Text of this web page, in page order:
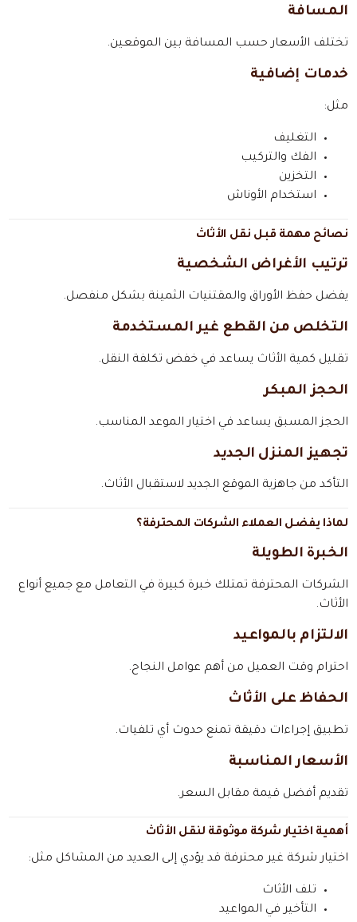
المسافة
تختلف الأسعار حسب المسافة بين الموقعين.
خدمات إضافية
مثل:
التغليف
الفك والتركيب
التخزين
استخدام الأوناش
نصائح مهمة قبل نقل الأثاث
ترتيب الأغراض الشخصية
يفضل حفظ الأوراق والمقتنيات الثمينة بشكل منفصل.
التخلص من القطع غير المستخدمة
تقليل كمية الأثاث يساعد في خفض تكلفة النقل.
الحجز المبكر
الحجز المسبق يساعد في اختيار الموعد المناسب.
تجهيز المنزل الجديد
التأكد من جاهزية الموقع الجديد لاستقبال الأثاث.
لماذا يفضل العملاء الشركات المحترفة؟
الخبرة الطويلة
الشركات المحترفة تمتلك خبرة كبيرة في التعامل مع جميع أنواع
الأثاث.
الالتزام بالمواعيد
احترام وقت العميل من أهم عوامل النجاح.
الحفاظ على الأثاث
تطبيق إجراءات دقيقة تمنع حدوث أي تلفيات.
الأسعار المناسبة
تقديم أفضل قيمة مقابل السعر.
أهمية اختيار شركة موثوقة لنقل الأثاث
اختيار شركة غير محترفة قد يؤدي إلى العديد من المشاكل مثل:
تلف الأثاث
التأخير في المواعيد